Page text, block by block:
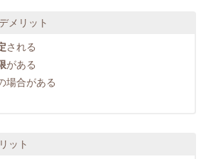
メリット
される
がある
場合がある
ット